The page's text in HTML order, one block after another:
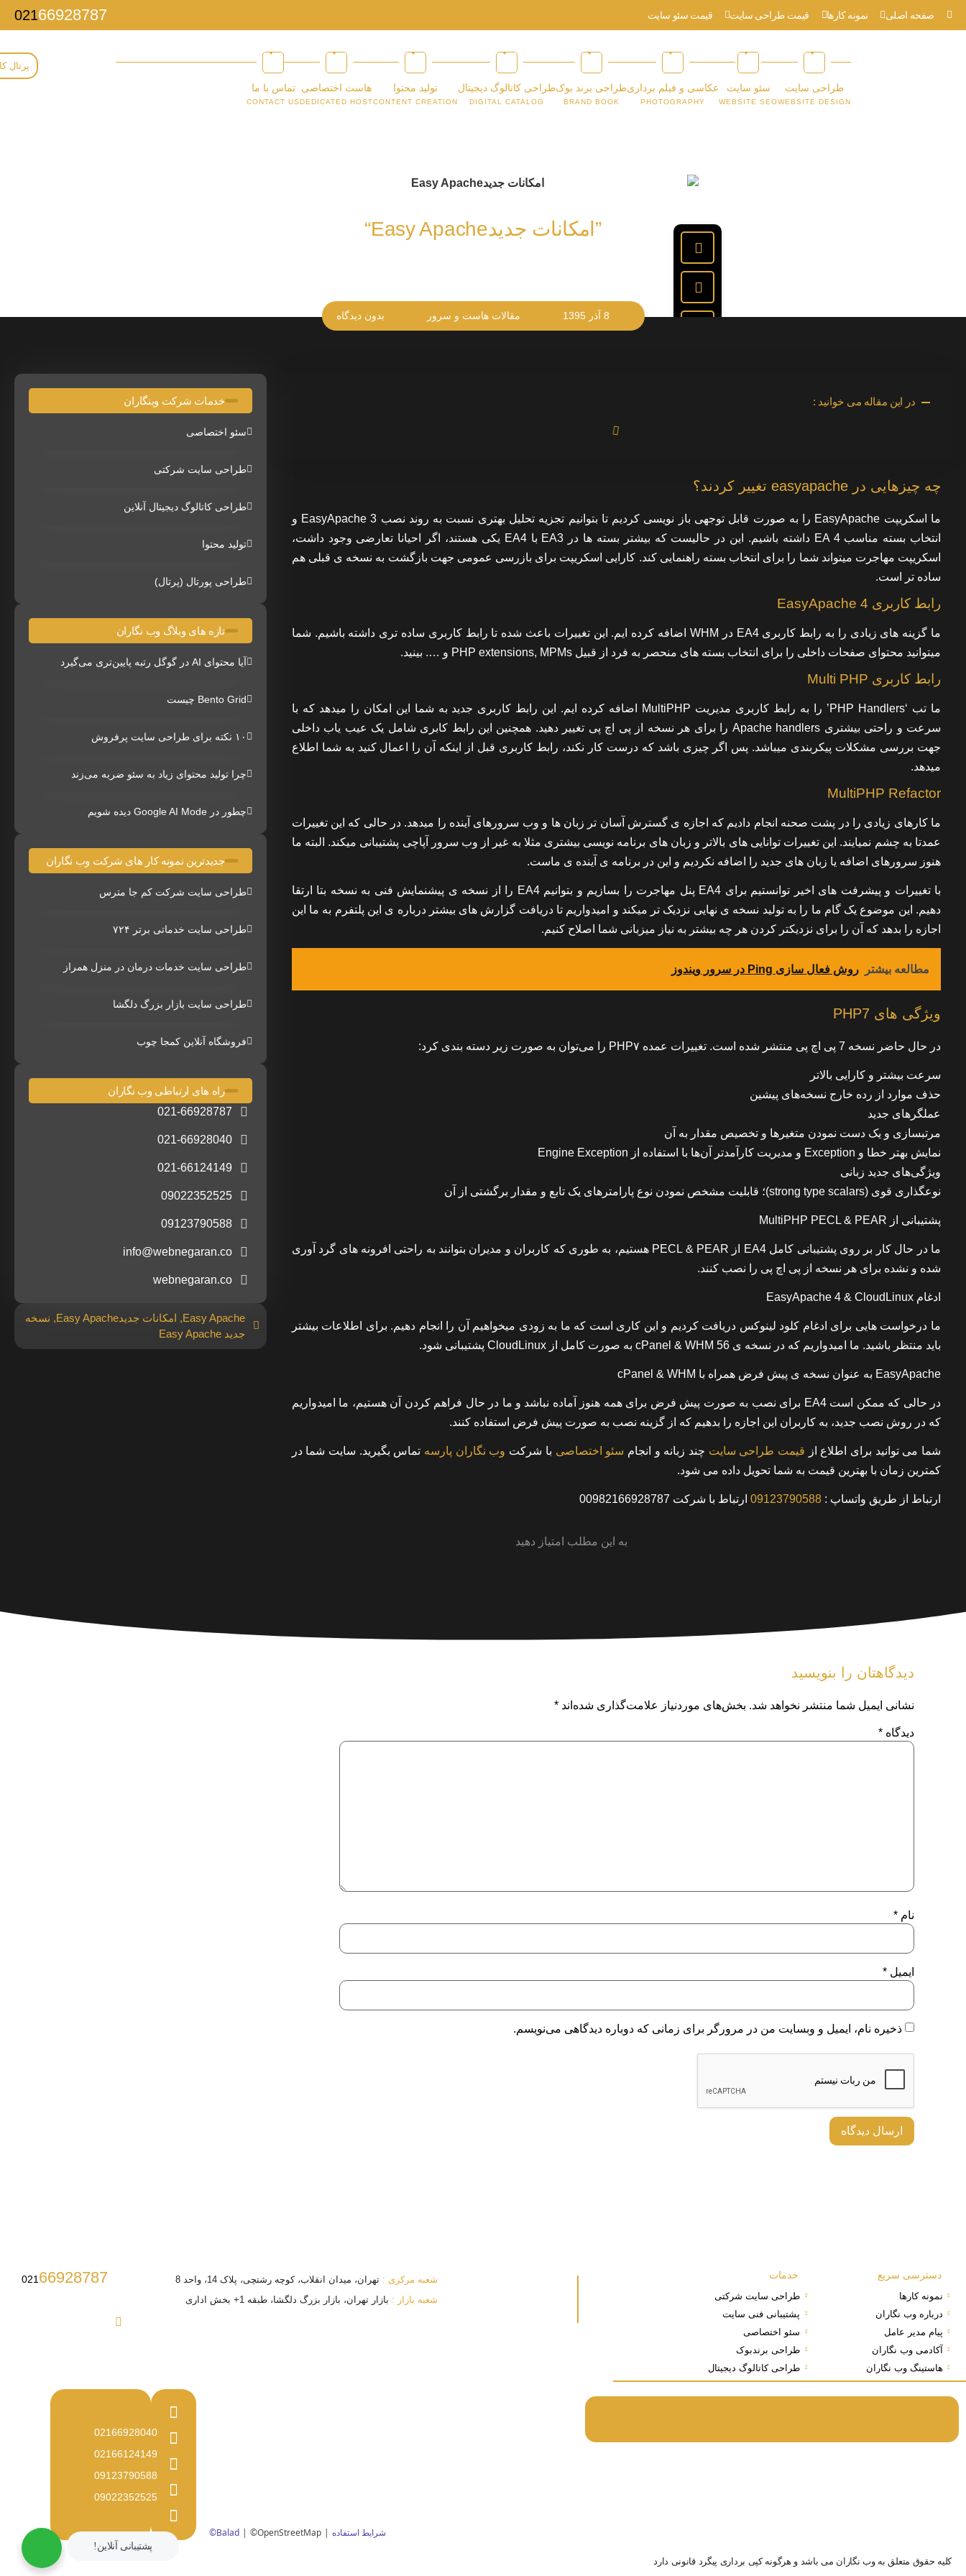
صفحه اصلی نمونه کارها قیمت طراحی سایت قیمت سئو سایت 02166928787
طراحی سایت
WEBSITE DESIGN
سئو سایت
WEBSITE SEO
عکاسی و فیلم برداری
PHOTOGRAPHY
طراحی برند بوک
BRAND BOOK
طراحی کاتالوگ دیجیتال
DIGITAL CATALOG
تولید محتوا
CONTENT CREATION
هاست اختصاصی
DEDICATED HOST
تماس با ما
CONTACT US
پرتال
”امکانات جدیدEasy Apache“
8 آذر 1395 مقالات هاست و سرور بدون دیدگاه
در این مقاله می خوانید :
چه چیزهایی در easyapache تغییر کردند؟
ما اسکریپت EasyApache را به صورت قابل توجهی باز نویسی کردیم تا بتوانیم تجزیه تحلیل بهتری نسبت به روند نصب EasyApache 3 و
انتخاب بسته مناسب EA 4 داشته باشیم. این در حالیست که بیشتر بسته ها در EA3 با EA4 یکی هستند، اگر احیانا تعارضی وجود داشت،
اسکریپت مهاجرت میتواند شما را برای انتخاب بسته راهنمایی کند. کارایی اسکریپت برای بازرسی عمومی جهت بازگشت به نسخه ی قبلی هم
ساده تر است.
رابط کاربری EasyApache 4
ما گزینه های زیادی را به رابط کاربری EA4 در WHM اضافه کرده ایم. این تغییرات باعث شده تا رابط کاربری ساده تری داشته باشیم. شما
میتوانید محتوای صفحات داخلی را برای انتخاب بسته های منحصر به فرد از قبیل PHP extensions, MPMs و …. بینید.
رابط کاربری Multi PHP
ما تب ‘PHP Handlers’ را به رابط کاربری مدیریت MultiPHP اضافه کرده ایم. این رابط کاربری جدید به شما این امکان را میدهد که با
سرعت و راحتی بیشتری Apache handlers را برای هر نسخه از پی اچ پی تغییر دهید. همچنین این رابط کابری شامل یک عیب یاب داخلی
جهت بررسی مشکلات پیکربندی میباشد. پس اگر چیزی باشد که درست کار نکند، رابط کاربری قبل از اینکه آن را اعمال کنید به شما اطلاع
میدهد.
MultiPHP Refactor
ما کارهای زیادی را در پشت صحنه انجام دادیم که اجازه ی گسترش آسان تر زبان ها و وب سرورهای آینده را میدهد. در حالی که این تغییرات
عمدتا به چشم نمیایند. این تغییرات توانایی های بالاتر و زبان های برنامه نویسی بیشتری مثلا به غیر از وب سرور آپاچی پشتیبانی میکند. البته ما
هنوز سرورهای اضافه یا زبان های جدید را اضافه نکردیم و این در برنامه ی آینده ی ماست.
با تغییرات و پیشرفت های اخیر توانستیم برای EA4 پنل مهاجرت را بسازیم و بتوانیم EA4 را از نسخه ی پیشنمایش فنی به نسخه بتا ارتقا
دهیم. این موضوع یک گام ما را به تولید نسخه ی نهایی نزدیک تر میکند و امیدواریم تا دریافت گزارش های بیشتر درباره ی این پلتفرم به ما این
اجازه را بدهد که آن را برای نزدیکتر کردن هر چه بیشتر به نیاز میزبانی شما اصلاح کنیم.
مطالعه بیشتر روش فعال سازی Ping در سرور ویندوز
ویژگی های PHP7
در حال حاضر نسخه 7 پی اچ پی منتشر شده است. تغییرات عمده PHP۷ را می‌توان به صورت زیر دسته بندی کرد:
سرعت بیشتر و کارایی بالاتر
حذف موارد از رده خارج نسخه‌های پیشین
عملگرهای جدید
مرتب‎سازی و یک دست نمودن متغیرها و تخصیص مقدار به آن
نمایش بهتر خطا و Exception و مدیریت کارآمدتر آن‌ها با استفاده از Engine Exception
ویژگی‌های جدید زبانی
نوع‎گذاری قوی (strong type scalars)؛ قابلیت مشخص نمودن نوع پارامترهای یک تابع و مقدار برگشتی از آن
پشتیبانی از MultiPHP PECL & PEAR
ما در حال کار بر روی پشتیبانی کامل EA4 از PECL & PEAR هستیم، به طوری که کاربران و مدیران بتوانند به راحتی افرونه های گرد آوری
شده و نشده برای هر نسخه از پی اچ پی را نصب کنند.
ادغام EasyApache 4 & CloudLinux
ما درخواست هایی برای ادغام کلود لینوکس دریافت کردیم و این کاری است که ما به زودی میخواهیم آن را انجام دهیم. برای اطلاعات بیشتر
باید منتظر باشید. ما امیدواریم که در نسخه ی 56 cPanel & WHM به صورت کامل از CloudLinux پشتیبانی شود.
EasyApache به عنوان نسخه ی پیش فرض همراه با cPanel & WHM
در حالی که ممکن است EA4 برای نصب به صورت پیش فرض برای همه هنوز آماده نباشد و ما در حال فراهم کردن آن هستیم، ما امیدواریم
که در روش نصب جدید، به کاربران این اجازه را بدهیم که از گزینه نصب به صورت پیش فرض استفاده کنند.
شما می توانید برای اطلاع از قیمت طراحی سایت چند زبانه و انجام سئو اختصاصی با شرکت وب نگاران پارسه تماس بگیرید. سایت شما در
کمترین زمان با بهترین قیمت به شما تحویل داده می شود.
ارتباط از طریق واتساپ :
09123790588 ارتباط با شرکت 00982166928787
به این مطلب امتیاز دهید
خدمات شرکت وبنگاران
سئو اختصاصی
طراحی سایت شرکتی
طراحی کاتالوگ دیجیتال آنلاین
تولید محتوا
طراحی پورتال (پرتال)
تازه های وبلاگ وب نگاران
آیا محتوای AI در گوگل رتبه پایین‌تری می‌گیرد
Bento Grid چیست
۱۰ نکته برای طراحی سایت پرفروش
چرا تولید محتوای زیاد به سئو ضربه می‌زند
چطور در Google AI Mode دیده شویم
جدیدترین نمونه کار های شرکت وب نگاران
طراحی سایت شرکت کم جا مترس
طراحی سایت خدماتی برتر ۷۲۴
طراحی سایت خدمات درمان در منزل همراز
طراحی سایت بازار بزرگ دلگشا
فروشگاه آنلاین کمجا چوب
راه های ارتباطی وب نگاران
021-66928787
021-66928040
021-66124149
09022352525
09123790588
info@webnegaran.co
webnegaran.co
Easy Apache
, امکانات جدیدEasy Apache , نسخه
جدید Easy Apache
دیدگاهتان را بنویسید
نشانی ایمیل شما منتشر نخواهد شد. بخش‌های موردنیاز علامت‌گذاری شده‌اند *
دیدگاه *
نام *
ایمیل *
ذخیره نام، ایمیل و وبسایت من در مرورگر برای زمانی که دوباره دیدگاهی می‌نویسم.
دسترسی سریع
نمونه کارها
درباره وب نگاران
پیام مدیر عامل
آکادمی وب نگاران
هاستینگ وب نگاران
خدمات
طراحی سایت شرکتی
پشتیبانی فنی سایت
سئو اختصاصی
طراحی برندبوک
طراحی کاتالوگ دیجیتال
شعبه مرکزی : تهران، میدان انقلاب، کوچه رشتچی، پلاک 14، واحد 8
شعبه بازار : بازار تهران، بازار بزرگ دلگشا، طبقه 1+ بخش اداری
021 66928787
02166928040
02166124149
09123790588
09022352525
کلیه حقوق متعلق به وب نگاران می باشد و هرگونه کپی برداری پیگرد قانونی دارد
پشتیبانی آنلاین!